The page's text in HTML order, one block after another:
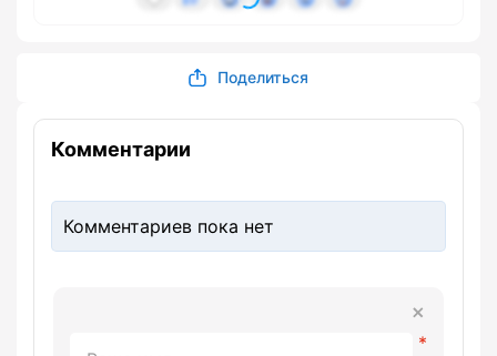
Поделиться
Комментарии
Комментариев пока нет